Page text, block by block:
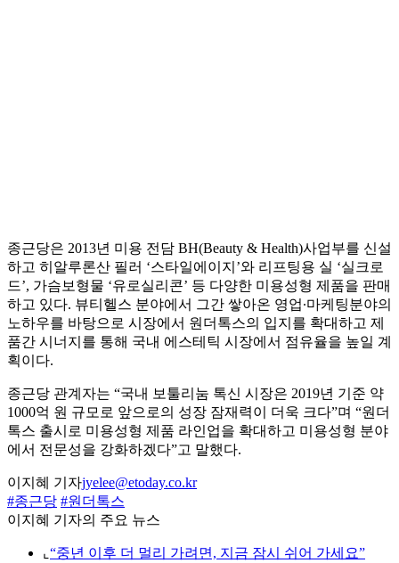
종근당은 2013년 미용 전담 BH(Beauty & Health)사업부를 신설
하고 히알루론산 필러 ‘스타일에이지’와 리프팅용 실 ‘실크로
드’, 가슴보형물 ‘유로실리콘’ 등 다양한 미용성형 제품을 판매
하고 있다. 뷰티헬스 분야에서 그간 쌓아온 영업∙마케팅분야의
노하우를 바탕으로 시장에서 원더톡스의 입지를 확대하고 제
품간 시너지를 통해 국내 에스테틱 시장에서 점유율을 높일 계
획이다.
종근당 관계자는 “국내 보툴리눔 톡신 시장은 2019년 기준 약
1000억 원 규모로 앞으로의 성장 잠재력이 더욱 크다”며 “원더
톡스 출시로 미용성형 제품 라인업을 확대하고 미용성형 분야
에서 전문성을 강화하겠다”고 말했다.
이지혜 기자jyelee@etoday.co.kr
#종근당 #원더톡스
이지혜 기자의 주요 뉴스
⌞ “중년 이후 더 멀리 가려면, 지금 잠시 쉬어 가세요”